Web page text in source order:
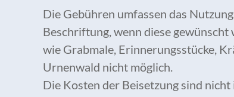
Die Gebühren umfassen das
Beschriftung, wenn diese
wie Grabmale, Erinnerungsstücke,
Urnenwald nicht möglich.
Die Kosten der Beisetzung sind